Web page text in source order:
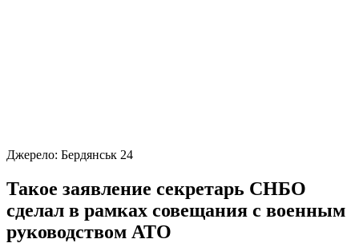
Джерело: Бердянськ 24
Такое заявление секретарь СНБО
сделал в рамках совещания с военным
руководством АТО